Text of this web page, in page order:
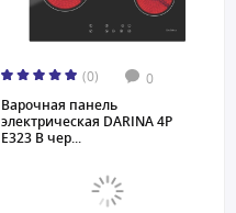
(0) 0
Варочная панель
электрическая DARINA 4P
E323 B чер...